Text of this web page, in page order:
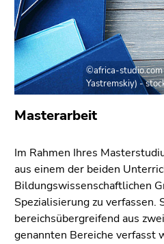
Sie diesen
Link.
Zum
Inhalt
(Zugriffstaste
1)
Positionsanzeige
(Zugriffstaste
2)
Zur
Hauptnavigation
(Zugriffstaste
Masterarbeit
Im Rahmen Ihres
aus einem der beiden
Bildungswissenschaftlichen
Spezialisierung zu verfassen.
bereichsübergreifend aus
genannten Bereiche verfasst
©africa-studio.com
Yastremskiy) -